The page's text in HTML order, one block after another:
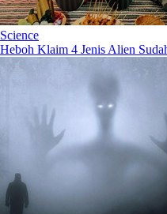
Science
Heboh Klaim 4 Jenis Alien